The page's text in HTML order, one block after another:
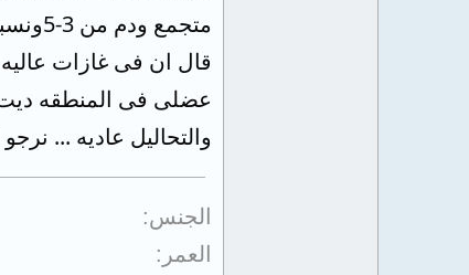
قال ان فى غازات
عضلى فى المنطقه
والتحاليل عاديه ...
الجنس
العمر